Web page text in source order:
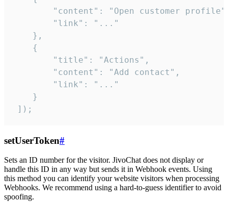
"content": "Open customer
        "link": "..."
    },
    {
        "title": "Actions",
        "content": "Add contact",
        "link": "..."
    }
]);
setUserToken#
Sets an ID number for the visitor. JivoChat does not display or
handle this ID in any way but sends it in Webhook events. Using
this method you can identify your website visitors when processing
Webhooks. We recommend using a hard-to-guess identifier to avoid
spoofing.